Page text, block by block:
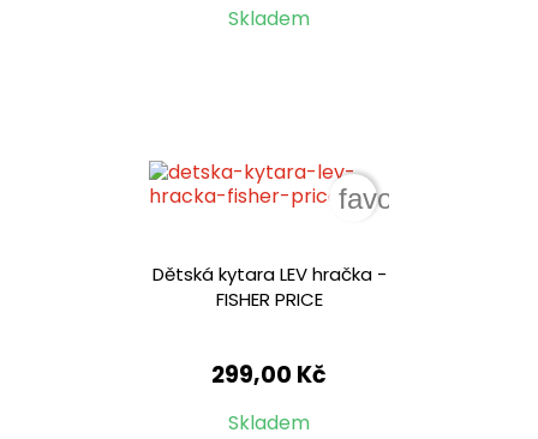
Skladem
Dětská kytara LEV hračka -
FISHER PRICE
299,00 Kč
Skladem
favorite_border